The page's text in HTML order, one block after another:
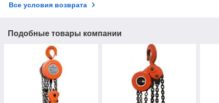
Все условия возврата
Подобные товары компании